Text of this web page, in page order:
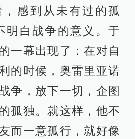
感到从未有过的孤
明白战争的意义。于
一幕出现了：在对自
的时候，奥雷里亚诺
争，放下一切，企图
孤独。就这样，他不
而一意孤行，就好像